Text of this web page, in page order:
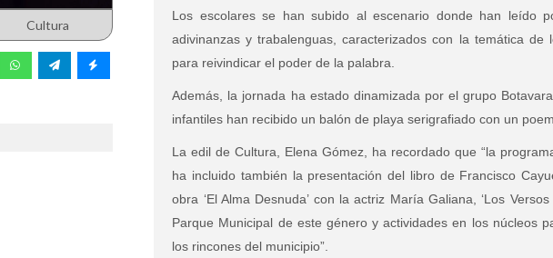
Cultura
Los escolares se han subido al escenario donde han leído
adivinanzas y trabalenguas, caracterizados con la temática de
para reivindicar el poder de la palabra.
Además, la jornada ha estado dinamizada por el grupo
infantiles han recibido un balón de playa serigrafiado con un
La edil de Cultura, Elena Gómez, ha recordado que “la
ha incluido también la presentación del libro de Francisco
obra ‘El Alma Desnuda’ con la actriz María Galiana, ‘Los
Parque Municipal de este género y actividades en los núcleos
los rincones del municipio”.